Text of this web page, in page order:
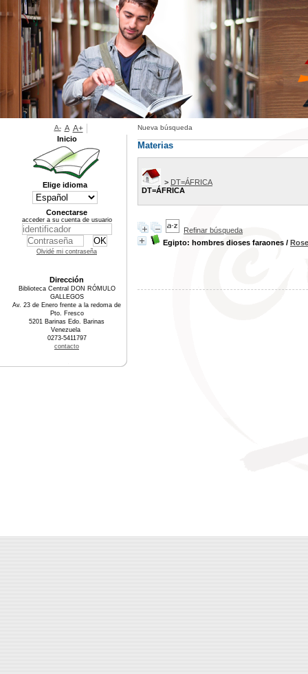
Nueva búsqueda
Materias
> DT=ÁFRICA
DT=ÁFRICA
Refinar búsqueda
Egipto: hombres dioses faraones /
A- A A+
Inicio
Elige idioma
Conectarse
acceder a su cuenta de usuario
Olvidé mi contraseña
Dirección
Biblioteca Central DON RÓMULO
GALLEGOS
Av. 23 de Enero frente a la redoma de
Pto. Fresco
5201 Barinas Edo. Barinas
Venezuela
0273-5411797
contacto